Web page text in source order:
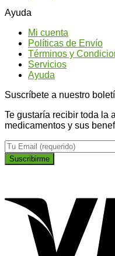
Ayuda
Mi cuenta
Políticas de Envío
Términos y
Servicios
Ayuda
Suscríbete a nuestro
Te gustaría recibir toda la
medicamentos y sus